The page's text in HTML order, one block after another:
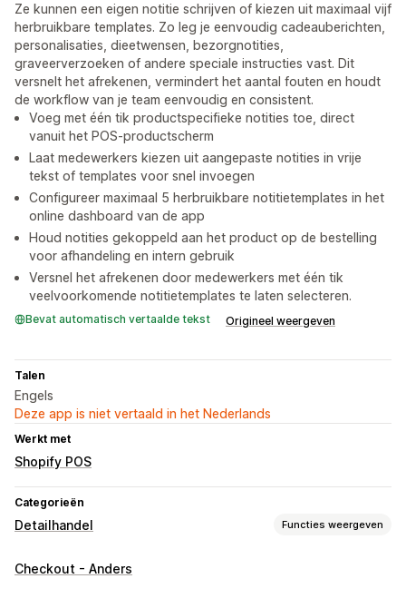
Ze kunnen een eigen notitie schrijven of kiezen uit maximaal vijf
herbruikbare templates. Zo leg je eenvoudig cadeauberichten,
personalisaties, dieetwensen, bezorgnotities,
graveerverzoeken of andere speciale instructies vast. Dit
versnelt het afrekenen, vermindert het aantal fouten en houdt
de workflow van je team eenvoudig en consistent.
Voeg met één tik productspecifieke notities toe, direct
vanuit het POS-productscherm
Laat medewerkers kiezen uit aangepaste notities in vrije
tekst of templates voor snel invoegen
Configureer maximaal 5 herbruikbare notitietemplates in het
online dashboard van de app
Houd notities gekoppeld aan het product op de bestelling
voor afhandeling en intern gebruik
Versnel het afrekenen door medewerkers met één tik
veelvoorkomende notitietemplates te laten selecteren.
Bevat automatisch vertaalde tekst Origineel weergeven
Talen
Engels
Deze app is niet vertaald in het Nederlands
Werkt met
Shopify POS
Categorieën
Detailhandel Functies weergeven
POS
Checkout - Anders